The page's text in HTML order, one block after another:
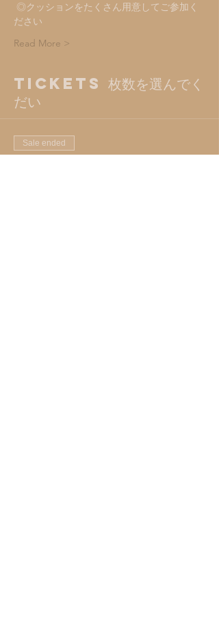
◎クッションをたくさん用意してご参加く
ださい
Read More >
Tickets 枚数を選んでく
だい
Sale ended